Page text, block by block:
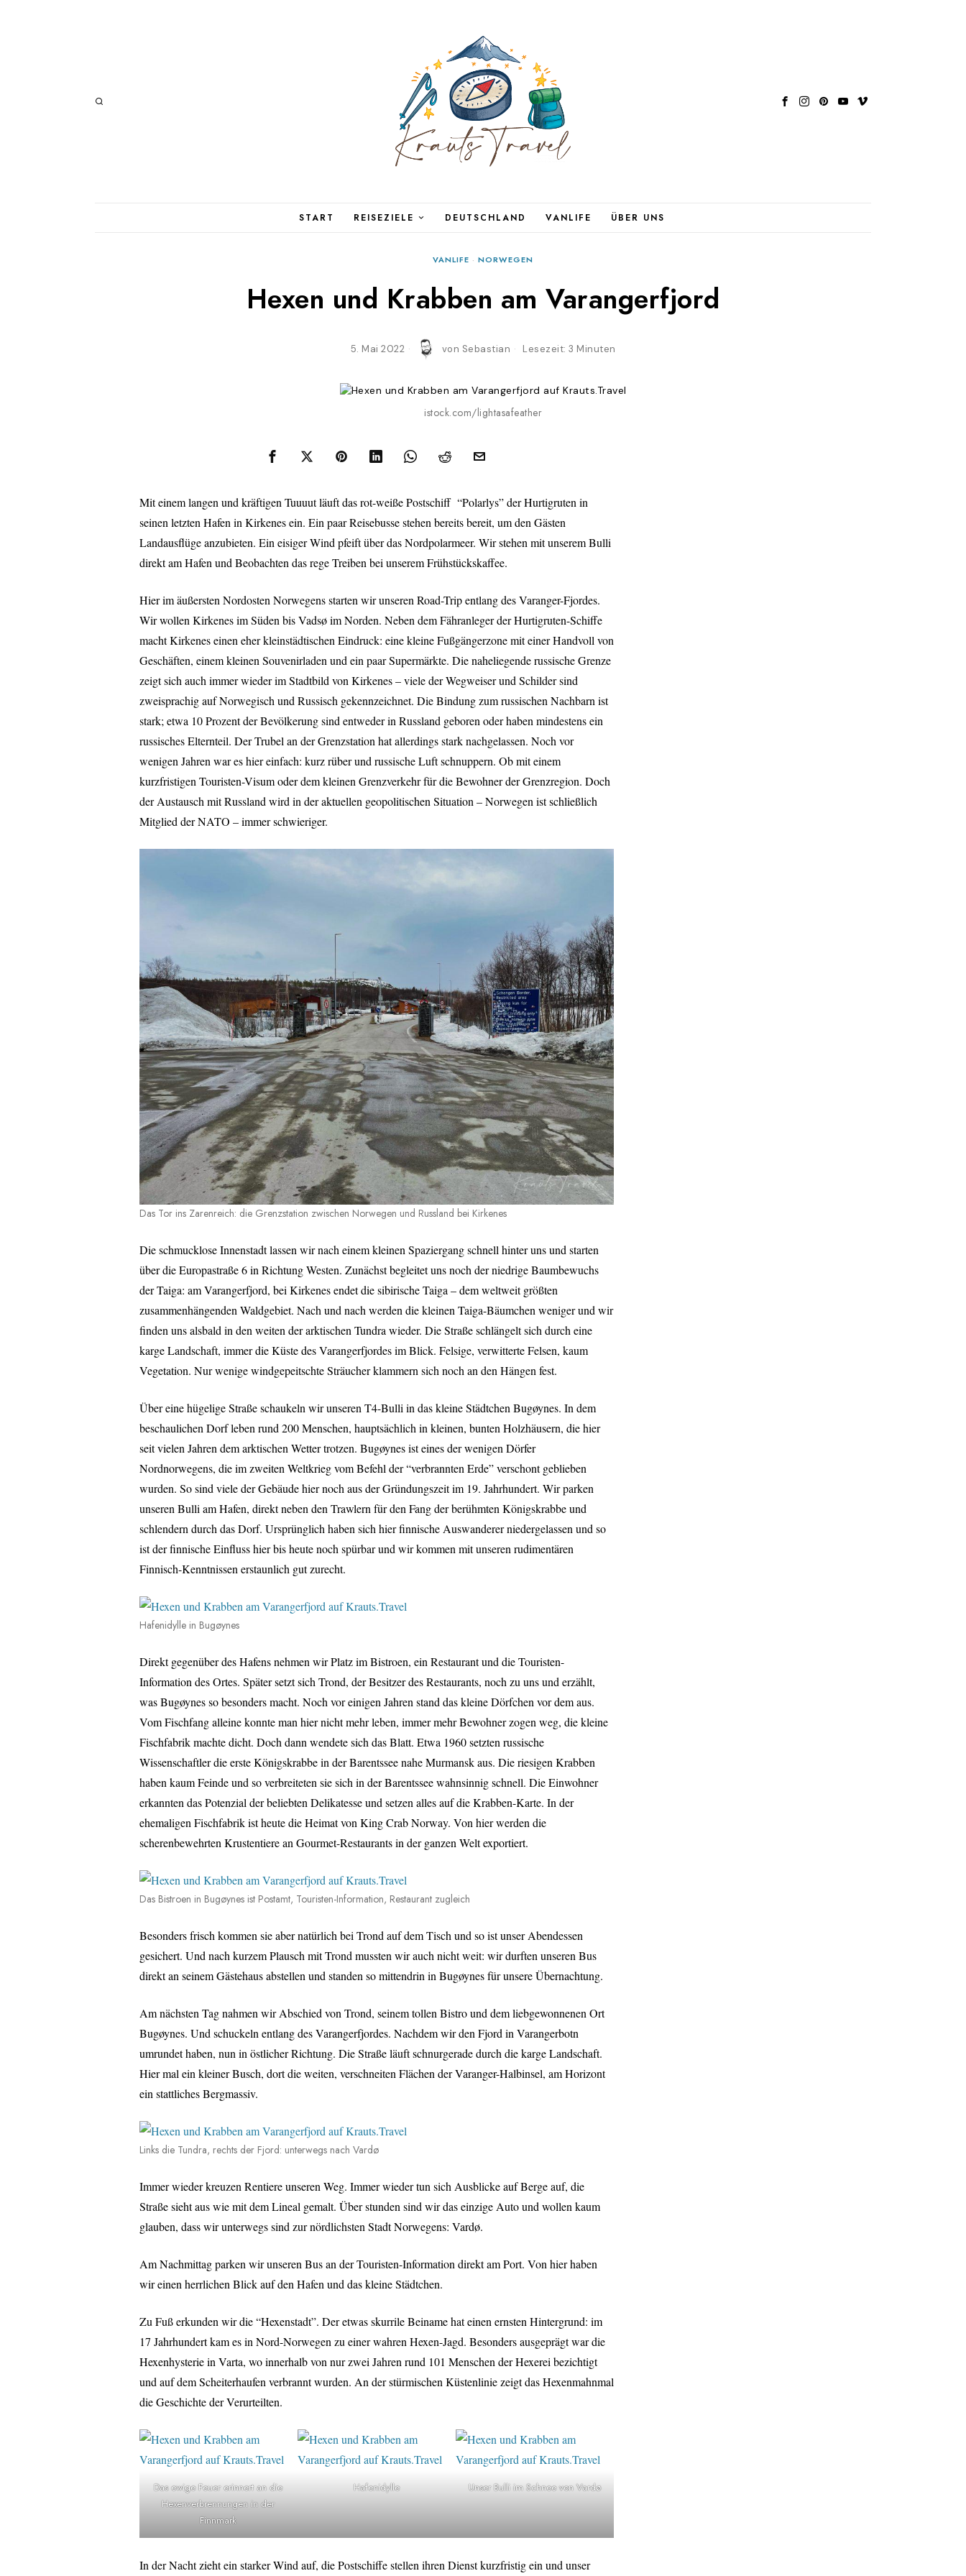
START REISEZIELE DEUTSCHLAND VANLIFE ÜBER UNS
VANLIFE · NORWEGEN
Hexen und Krabben am Varangerfjord
5. Mai 2022 von Sebastian Lesezeit: 3 Minuten
istock.com/lightasafeather
Mit einem langen und kräftigen Tuuuut läuft das rot-weiße Postschiff “Polarlys” der Hurtigruten in
seinen letzten Hafen in Kirkenes ein. Ein paar Reisebusse stehen bereits bereit, um den Gästen
Landausflüge anzubieten. Ein eisiger Wind pfeift über das Nordpolarmeer. Wir stehen mit unserem Bulli
direkt am Hafen und Beobachten das rege Treiben bei unserem Frühstückskaffee.
Hier im äußersten Nordosten Norwegens starten wir unseren Road-Trip entlang des Varanger-Fjordes.
Wir wollen Kirkenes im Süden bis Vadsø im Norden. Neben dem Fähranleger der Hurtigruten-Schiffe
macht Kirkenes einen eher kleinstädtischen Eindruck: eine kleine Fußgängerzone mit einer Handvoll von
Geschäften, einem kleinen Souvenirladen und ein paar Supermärkte. Die naheliegende russische Grenze
zeigt sich auch immer wieder im Stadtbild von Kirkenes – viele der Wegweiser und Schilder sind
zweisprachig auf Norwegisch und Russisch gekennzeichnet. Die Bindung zum russischen Nachbarn ist
stark; etwa 10 Prozent der Bevölkerung sind entweder in Russland geboren oder haben mindestens ein
russisches Elternteil. Der Trubel an der Grenzstation hat allerdings stark nachgelassen. Noch vor
wenigen Jahren war es hier einfach: kurz rüber und russische Luft schnuppern. Ob mit einem
kurzfristigen Touristen-Visum oder dem kleinen Grenzverkehr für die Bewohner der Grenzregion. Doch
der Austausch mit Russland wird in der aktuellen geopolitischen Situation – Norwegen ist schließlich
Mitglied der NATO – immer schwieriger.
Das Tor ins Zarenreich: die Grenzstation zwischen Norwegen und Russland bei Kirkenes
Die schmucklose Innenstadt lassen wir nach einem kleinen Spaziergang schnell hinter uns und starten
über die Europastraße 6 in Richtung Westen. Zunächst begleitet uns noch der niedrige Baumbewuchs
der Taiga: am Varangerfjord, bei Kirkenes endet die sibirische Taiga – dem weltweit größten
zusammenhängenden Waldgebiet. Nach und nach werden die kleinen Taiga-Bäumchen weniger und wir
finden uns alsbald in den weiten der arktischen Tundra wieder. Die Straße schlängelt sich durch eine
karge Landschaft, immer die Küste des Varangerfjordes im Blick. Felsige, verwitterte Felsen, kaum
Vegetation. Nur wenige windgepeitschte Sträucher klammern sich noch an den Hängen fest.
Über eine hügelige Straße schaukeln wir unseren T4-Bulli in das kleine Städtchen Bugøynes. In dem
beschaulichen Dorf leben rund 200 Menschen, hauptsächlich in kleinen, bunten Holzhäusern, die hier
seit vielen Jahren dem arktischen Wetter trotzen. Bugøynes ist eines der wenigen Dörfer
Nordnorwegens, die im zweiten Weltkrieg vom Befehl der “verbrannten Erde” verschont geblieben
wurden. So sind viele der Gebäude hier noch aus der Gründungszeit im 19. Jahrhundert. Wir parken
unseren Bulli am Hafen, direkt neben den Trawlern für den Fang der berühmten Königskrabbe und
schlendern durch das Dorf. Ursprünglich haben sich hier finnische Auswanderer niedergelassen und so
ist der finnische Einfluss hier bis heute noch spürbar und wir kommen mit unseren rudimentären
Finnisch-Kenntnissen erstaunlich gut zurecht.
Hafenidylle in Bugøynes
Direkt gegenüber des Hafens nehmen wir Platz im Bistroen, ein Restaurant und die Touristen-
Information des Ortes. Später setzt sich Trond, der Besitzer des Restaurants, noch zu uns und erzählt,
was Bugøynes so besonders macht. Noch vor einigen Jahren stand das kleine Dörfchen vor dem aus.
Vom Fischfang alleine konnte man hier nicht mehr leben, immer mehr Bewohner zogen weg, die kleine
Fischfabrik machte dicht. Doch dann wendete sich das Blatt. Etwa 1960 setzten russische
Wissenschaftler die erste Königskrabbe in der Barentssee nahe Murmansk aus. Die riesigen Krabben
haben kaum Feinde und so verbreiteten sie sich in der Barentssee wahnsinnig schnell. Die Einwohner
erkannten das Potenzial der beliebten Delikatesse und setzen alles auf die Krabben-Karte. In der
ehemaligen Fischfabrik ist heute die Heimat von King Crab Norway. Von hier werden die
scherenbewehrten Krustentiere an Gourmet-Restaurants in der ganzen Welt exportiert.
Das Bistroen in Bugøynes ist Postamt, Touristen-Information, Restaurant zugleich
Besonders frisch kommen sie aber natürlich bei Trond auf dem Tisch und so ist unser Abendessen
gesichert. Und nach kurzem Plausch mit Trond mussten wir auch nicht weit: wir durften unseren Bus
direkt an seinem Gästehaus abstellen und standen so mittendrin in Bugøynes für unsere Übernachtung.
Am nächsten Tag nahmen wir Abschied von Trond, seinem tollen Bistro und dem liebgewonnenen Ort
Bugøynes. Und schuckeln entlang des Varangerfjordes. Nachdem wir den Fjord in Varangerbotn
umrundet haben, nun in östlicher Richtung. Die Straße läuft schnurgerade durch die karge Landschaft.
Hier mal ein kleiner Busch, dort die weiten, verschneiten Flächen der Varanger-Halbinsel, am Horizont
ein stattliches Bergmassiv.
Links die Tundra, rechts der Fjord: unterwegs nach Vardø
Immer wieder kreuzen Rentiere unseren Weg. Immer wieder tun sich Ausblicke auf Berge auf, die
Straße sieht aus wie mit dem Lineal gemalt. Über stunden sind wir das einzige Auto und wollen kaum
glauben, dass wir unterwegs sind zur nördlichsten Stadt Norwegens: Vardø.
Am Nachmittag parken wir unseren Bus an der Touristen-Information direkt am Port. Von hier haben
wir einen herrlichen Blick auf den Hafen und das kleine Städtchen.
Zu Fuß erkunden wir die “Hexenstadt”. Der etwas skurrile Beiname hat einen ernsten Hintergrund: im
17 Jahrhundert kam es in Nord-Norwegen zu einer wahren Hexen-Jagd. Besonders ausgeprägt war die
Hexenhysterie in Varta, wo innerhalb von nur zwei Jahren rund 101 Menschen der Hexerei bezichtigt
und auf dem Scheiterhaufen verbrannt wurden. An der stürmischen Küstenlinie zeigt das Hexenmahnmal
die Geschichte der Verurteilten.
Das ewige Feuer erinnert an die
Hexenverbrennungen in der
Finnmark
Hafenidylle Unser Bulli im Schnee von Vardø
In der Nacht zieht ein starker Wind auf, die Postschiffe stellen ihren Dienst kurzfristig ein und unser